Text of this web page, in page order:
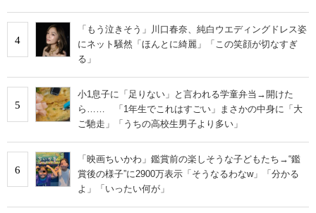
4
「もう泣きそう」川口春奈、純白ウエディングドレス姿
にネット騒然「ほんとに綺麗」「この笑顔が切なすぎ
る」
5
小1息子に「足りない」と言われる学童弁当→開けた
ら…… 「1年生でこれはすごい」まさかの中身に「大
ご馳走」「うちの高校生男子より多い」
6
「映画ちいかわ」鑑賞前の楽しそうな子どもたち→“鑑
賞後の様子”に2900万表示「そうなるわなw」「分かる
よ」「いったい何が」